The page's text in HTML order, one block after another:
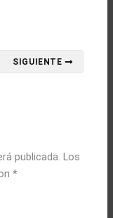
SIGUIENTE
publicada. Los
*